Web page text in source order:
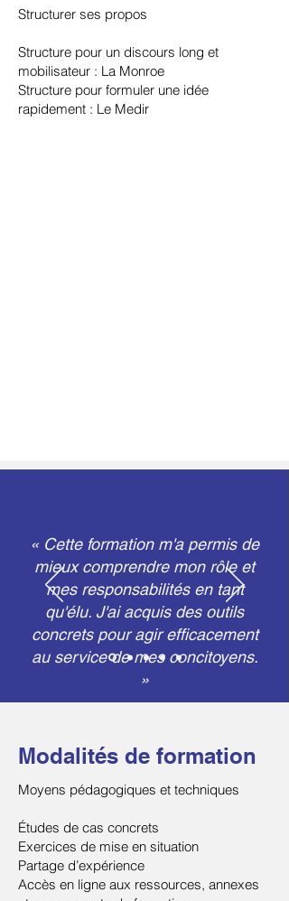
​Structurer ses propos​
Structure pour un discours long et
mobilisateur : La Monroe
Structure pour formuler une idée
rapidement : Le Medir
« Cette formation m'a permis de
mieux comprendre mon rôle et
mes responsabilités en tant
qu'élu. J'ai acquis des outils
concrets pour agir efficacement
au service de mes concitoyens.
»
Modalités de formation
Moyens pédagogiques et techniques
Études de cas concrets
Exercices de mise en situation
Partage d’expérience
Accès en ligne aux ressources, annexes